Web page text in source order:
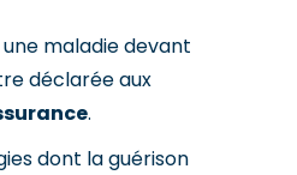
maladie devant
déclarée aux
.
dont la guérison